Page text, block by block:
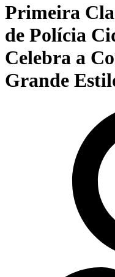
Primeira
de Polícia
Celebra a
Grande